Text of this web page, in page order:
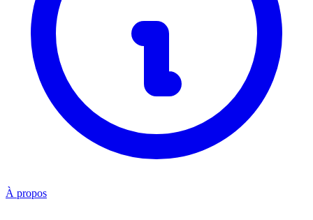
À propos